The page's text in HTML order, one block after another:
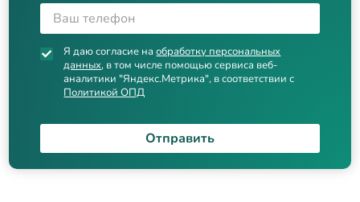
Я даю согласие наобработку персональных
данных, в том числе помощью сервиса веб-
аналитики "Яндекс.Метрика", в соответствии с
Политикой ОПД
Отправить